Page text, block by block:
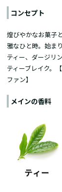
コンセプト
煌びやかなお菓子
雅なひと時。始ま
ティー、ダージリ
ティーブレイク。
ファン】
メインの香料